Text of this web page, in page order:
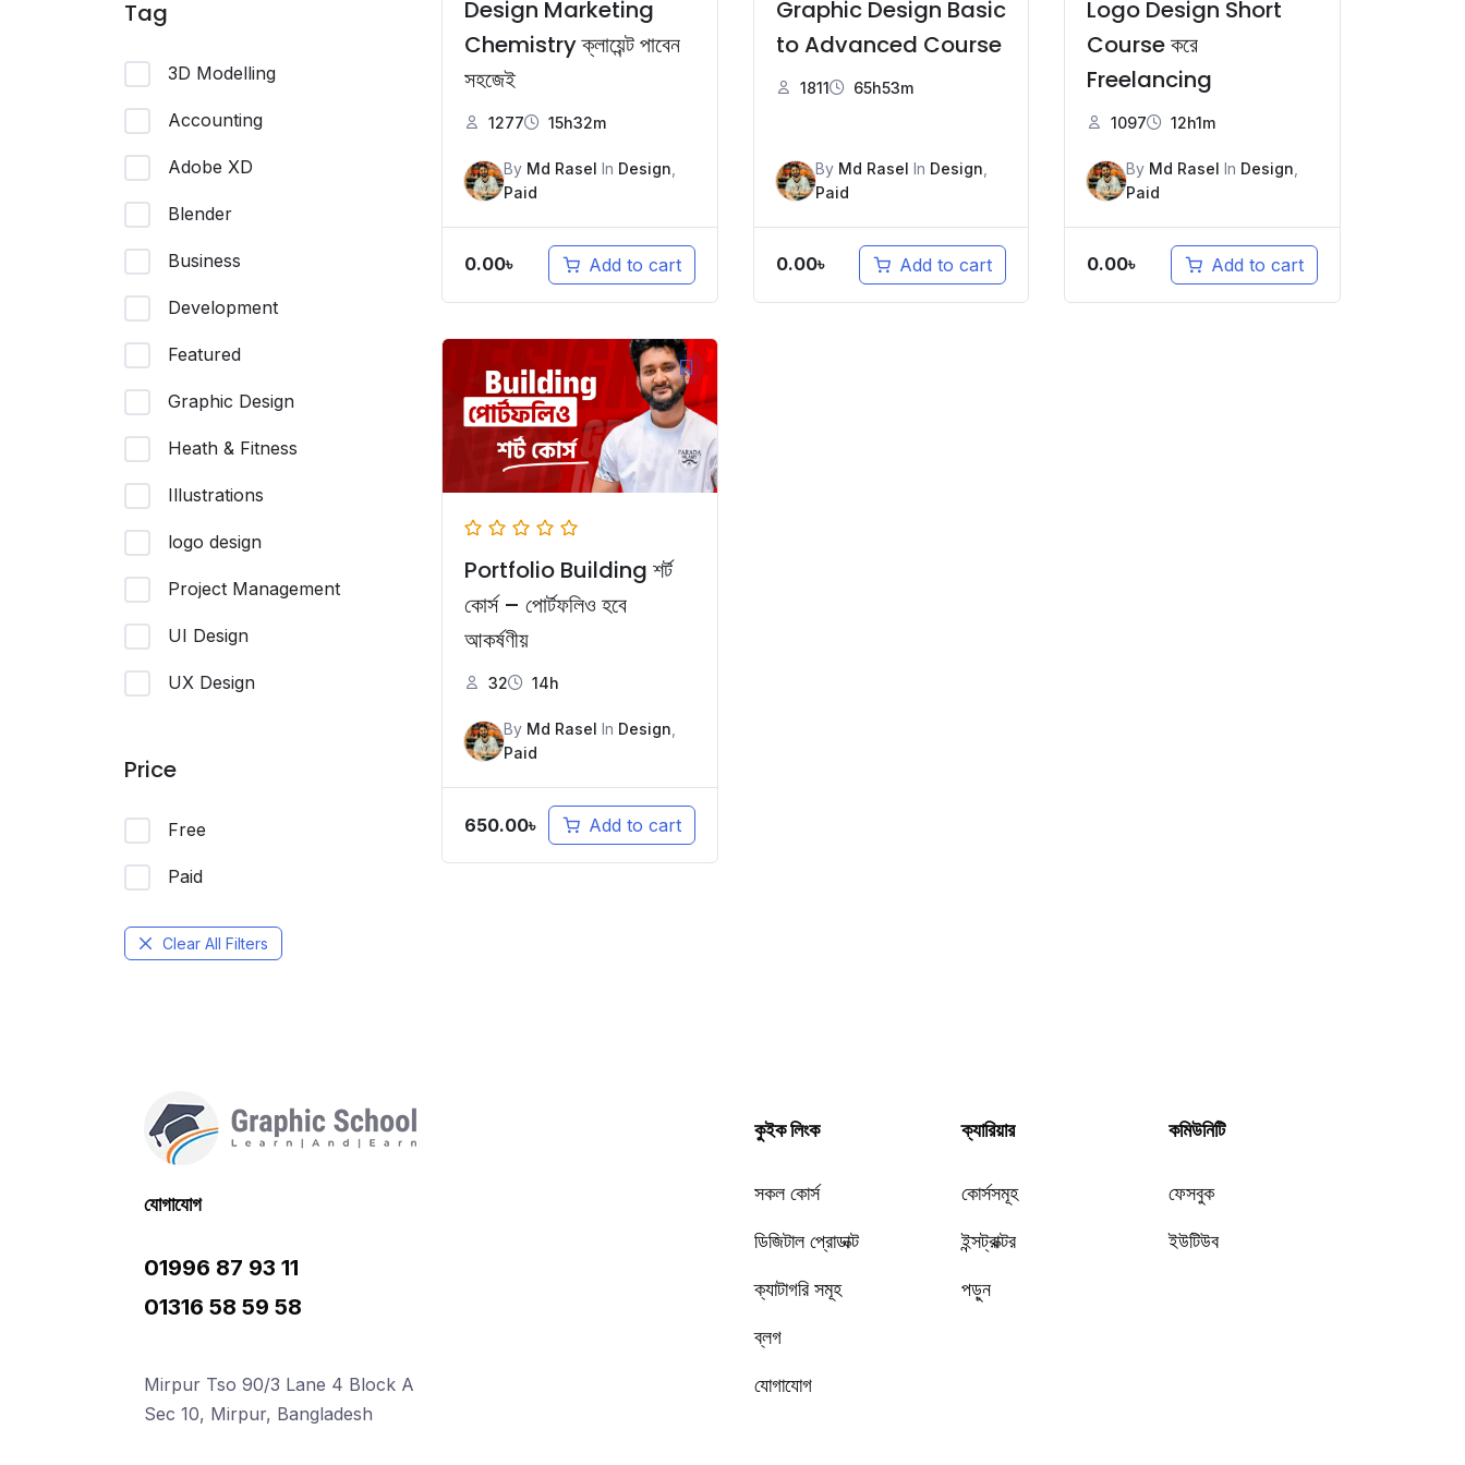
Tag
3D Modelling
Accounting
Adobe XD
Blender
Business
Development
Featured
Graphic Design
Heath & Fitness
Illustrations
logo design
Project Management
UI Design
UX Design
Price
Free
Paid
Clear All Filters
Design Marketing
Chemistry ক্লায়েন্ট পাবেন
সহজেই
1277 15h32m
By Md Rasel In Design
Paid
0.00৳ Add to cart
Graphic Design Basic
to Advanced Course
1811 65h53m
By Md Rasel In Design
Paid
0.00৳ Add to cart
Logo Design Short
Course করে
Freelancing
1097 12h1m
By Md Rasel In Design
Paid
0.00৳ Add to cart
Portfolio Building শর্ট
কোর্স – পোর্টফলিও হবে
আকর্ষণীয়
32 14h
By Md Rasel In Design
Paid
650.00৳ Add to cart
যোগাযোগ
01996 87 93 11
01316 58 59 58
Mirpur Tso 90/3 Lane 4 Block A
Sec 10, Mirpur, Bangladesh
কুইক লিংক
সকল কোর্স
ডিজিটাল প্রোডাক্ট
ক্যাটাগরি সমূহ
ব্লগ
যোগাযোগ
ক্যারিয়ার
কোর্সসমূহ
ইন্সট্রাক্টর
পড়ুন
কমিউনিটি
ফেসবুক
ইউটিউব